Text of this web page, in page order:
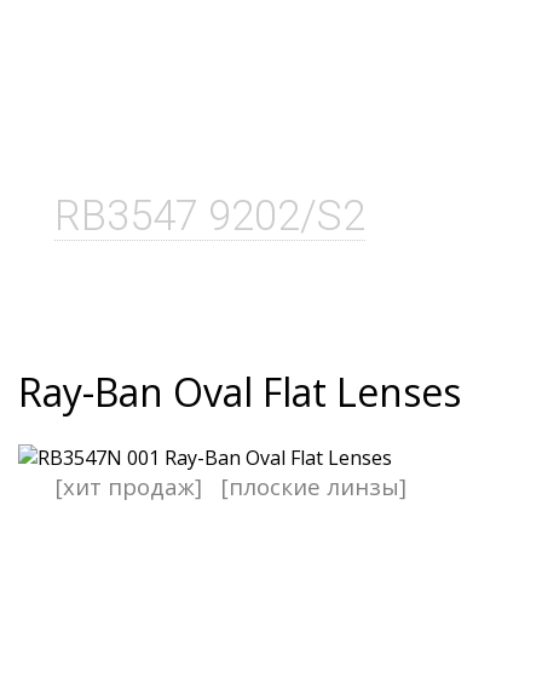
RB3547 9202/S2
Ray-Ban Oval Flat Lenses
[хит продаж] [плоские линзы]